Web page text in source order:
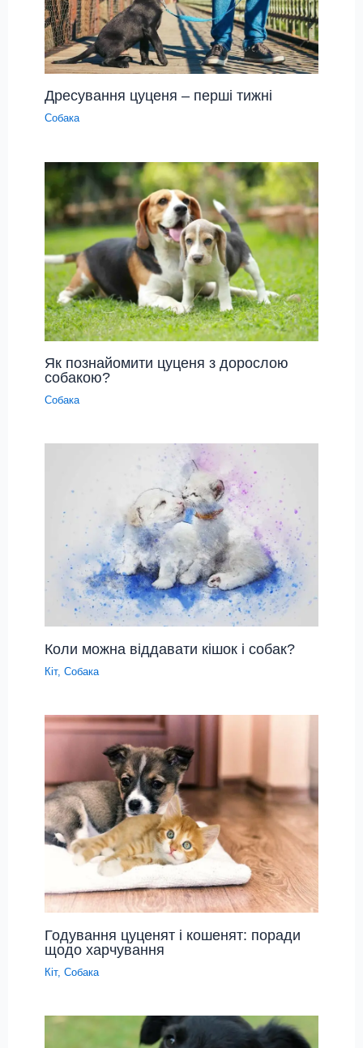
Дресування цуценя – перші тижні
Собака
Як познайомити цуценя з дорослою
собакою?
Собака
Коли можна віддавати кішок і собак?
Кіт,Собака
Годування цуценят і кошенят: поради
щодо харчування
Кіт,Собака